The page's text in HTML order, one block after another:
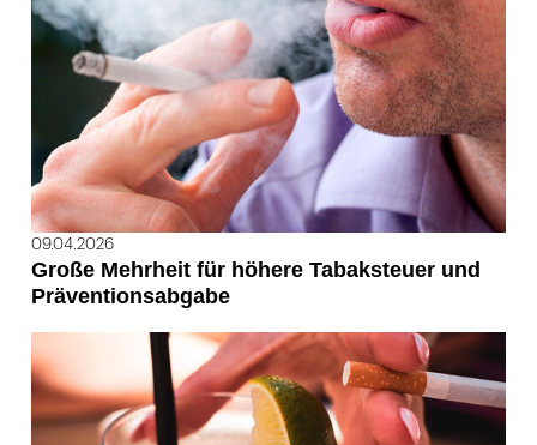
09.04.2026
Große Mehrheit für höhere Tabaksteuer und
Präventionsabgabe